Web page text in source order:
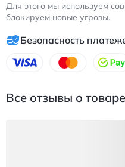
Для этого мы используем
блокируем новые угрозы.
Безопасность
Все отзывы о товаре